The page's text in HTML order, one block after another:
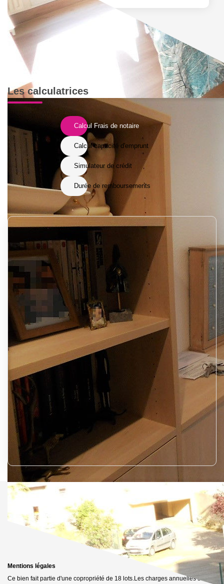
Les calculatrices
Calcul Frais de notaire
Calcul capacité d'emprunt
Simulateur de crédit
Durée de remboursements
Mentions légales
Ce bien fait partie d'une copropriété de 18 lots.Les charges annuelles sont